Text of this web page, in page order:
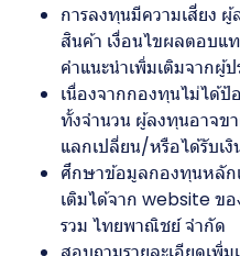
การลงทุนมีความเสี่ยง
สินค้า เงื่อนไขผลตอบแ
คำแนะนำเพิ่มเติมจากผู้
เนื่องจากกองทุนไม่ได้ป้
ทั้งจำนวน ผู้ลงทุนอาจข
แลกเปลี่ยน/หรือได้รับเ
ศึกษาข้อมูลกองทุนหลัก
เติมได้จาก website ข
รวม ไทยพาณิชย์ จำกัด